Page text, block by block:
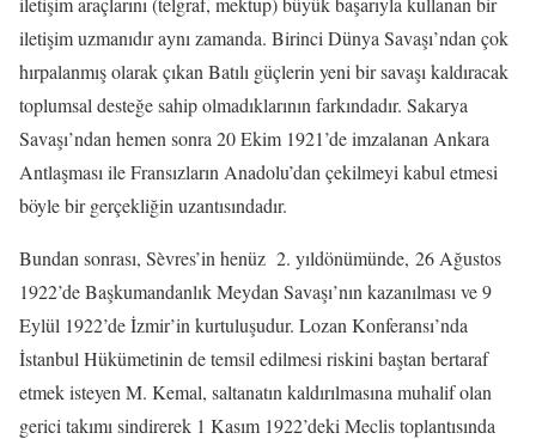
iletişim uzmanıdır aynı zamanda. Birinci Dünya Savaşı’ndan çok
hırpalanmış olarak çıkan Batılı güçlerin yeni bir savaşı kaldıracak
toplumsal desteğe sahip olmadıklarının farkındadır. Sakarya
Savaşı’ndan hemen sonra 20 Ekim 1921’de imzalanan Ankara
Antlaşması ile Fransızların Anadolu’dan çekilmeyi kabul etmesi
böyle bir gerçekliğin uzantısındadır.
Bundan sonrası, Sèvres’in henüz 2. yıldönümünde, 26 Ağustos
1922’de Başkumandanlık Meydan Savaşı’nın kazanılması ve 9
Eylül 1922’de İzmir’in kurtuluşudur. Lozan Konferansı’nda
İstanbul Hükümetinin de temsil edilmesi riskini baştan bertaraf
etmek isteyen M. Kemal, saltanatın kaldırılmasına muhalif olan
gerici takımı sindirerek 1 Kasım 1922’deki Meclis toplantısında